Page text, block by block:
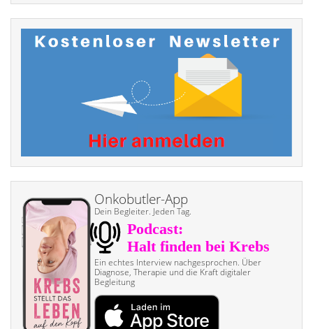
Onkobutler-App
Dein Begleiter. Jeden Tag.
Ein echtes Interview nach­gesprochen. Über
Diagnose, Therapie und die Kraft digitaler
Begleitung